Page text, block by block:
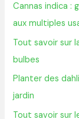
c
h
e
r
:
Cannas indica
aux multiples
Tout savoir sur
bulbes
Planter des
jardin
Tout savoir sur